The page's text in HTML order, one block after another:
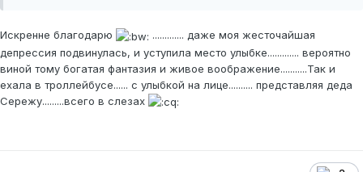
Искренне благодарю
............. даже моя жесточайшая
депрессия подвинулась, и уступила место улыбке............. вероятно
виной тому богатая фантазия и живое воображение...........Так и
ехала в троллейбусе...... с улыбкой на лице.......... представляя деда
Сережу.........всего в слезах